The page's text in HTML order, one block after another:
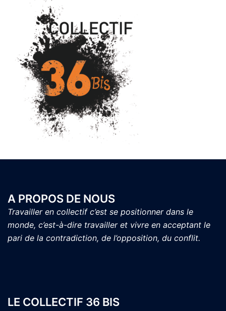
A PROPOS DE NOUS
Travailler en collectif c’est se positionner dans le
monde, c’est-à-dire travailler et vivre en acceptant le
pari de la contradiction, de l’opposition, du conflit.
LE COLLECTIF 36 BIS